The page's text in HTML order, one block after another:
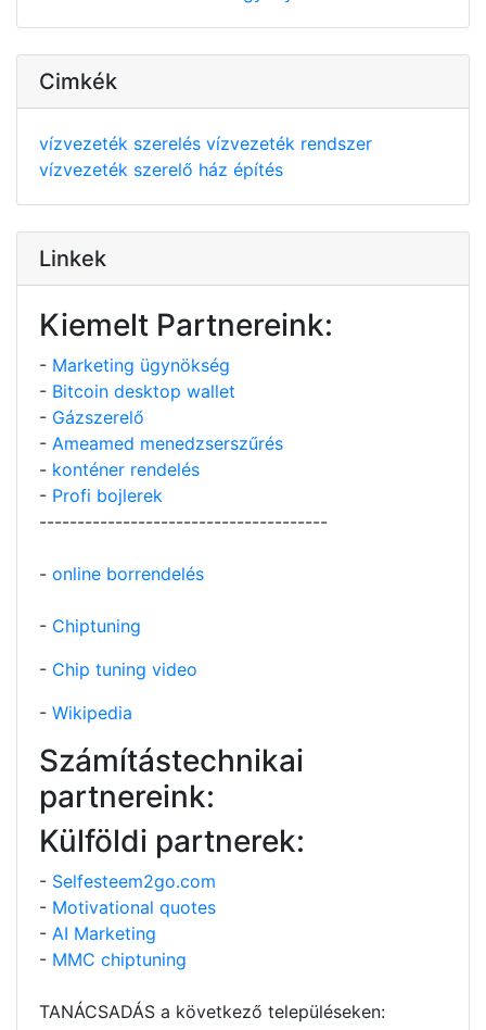
Cimkék
vízvezeték szerelés vízvezeték rendszer
vízvezeték szerelő ház építés
Linkek
Kiemelt Partnereink:
- Marketing ügynökség
- Bitcoin desktop wallet
- Gázszerelő
- Ameamed menedzserszűrés
- konténer rendelés
- Profi bojlerek
--------------------------------------
- online borrendelés
- Chiptuning
- Chip tuning video
- Wikipedia
Számítástechnikai
partnereink:
Külföldi partnerek:
- Selfesteem2go.com
- Motivational quotes
- AI Marketing
- MMC chiptuning
TANÁCSADÁS a következő településeken: